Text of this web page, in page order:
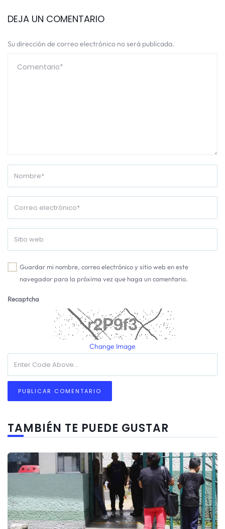
DEJA UN COMENTARIO
Su dirección de correo electrónico no será publicada.
Guardar mi nombre, correo electrónico y sitio web en este
navegador para la próxima vez que haga un comentario.
Recaptcha
Change Image
TAMBIÉN TE PUEDE GUSTAR